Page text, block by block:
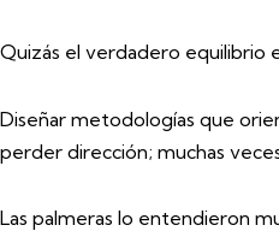
Quizás el verdadero equilibrio
Diseñar metodologías que
perder dirección; muchas
Las palmeras lo entendieron